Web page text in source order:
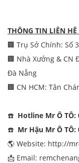
THÔNG TIN LIÊN
🏢 Trụ Sở Chính: Số
🏢 Nhà Xưởng & CN
Đà Nẵng
🏢 CN HCM: Tân
☎️ Hotline Mr Ô TÔ:
☎️ Mr Hậu Mr Ô TÔ:
🌎 Website: http://
📩 Email: